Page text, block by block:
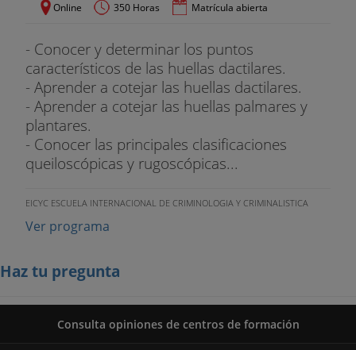
Online 350 Horas Matrícula abierta
- Conocer y determinar los puntos
característicos de las huellas dactilares.
- Aprender a cotejar las huellas dactilares.
- Aprender a cotejar las huellas palmares y
plantares.
- Conocer las principales clasificaciones
queiloscópicas y rugoscópicas...
EICYC ESCUELA INTERNACIONAL DE CRIMINOLOGIA Y CRIMINALISTICA
Ver programa
Haz tu pregunta
Consulta opiniones de centros de formación